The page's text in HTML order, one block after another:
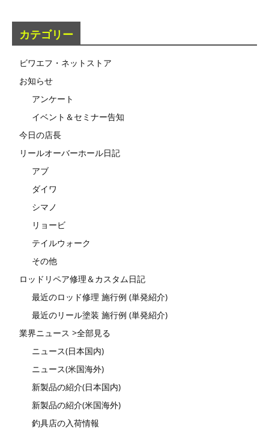
カテゴリー
ビワエフ・ネットストア
お知らせ
アンケート
イベント＆セミナー告知
今日の店長
リールオーバーホール日記
アブ
ダイワ
シマノ
リョービ
テイルウォーク
その他
ロッドリペア修理＆カスタム日記
最近のロッド修理 施行例 (単発紹介)
最近のリール塗装 施行例 (単発紹介)
業界ニュース >全部見る
ニュース(日本国内)
ニュース(米国海外)
新製品の紹介(日本国内)
新製品の紹介(米国海外)
釣具店の入荷情報